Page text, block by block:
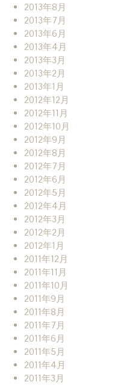
2013年8月
2013年7月
2013年6月
2013年4月
2013年3月
2013年2月
2013年1月
2012年12月
2012年11月
2012年10月
2012年9月
2012年8月
2012年7月
2012年6月
2012年5月
2012年4月
2012年3月
2012年2月
2012年1月
2011年12月
2011年11月
2011年10月
2011年9月
2011年8月
2011年7月
2011年6月
2011年5月
2011年4月
2011年3月